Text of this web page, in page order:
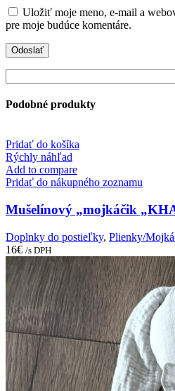
Uložiť moje meno, e-mail a
pre moje budúce komentáre.
Podobné produkty
Pridať do košíka
Rýchly náhľad
Add to compare
Pridať do nákupného zoznamu
Mušelínový „mojkáčik
Doplnky do postieľky, Plienky/
16€ /s DPH